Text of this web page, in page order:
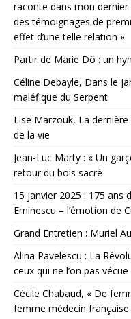
raconte dans mon
des témoignages de
effet d’une telle relation »
Partir de Marie Dô : un
Céline Debayle, Dans le
maléfique du Serpent
Lise Marzouk, La
de la vie
Jean-Luc Marty : « Un
retour du bois sacré
15 janvier 2025 : 175 ans
Eminescu – l’émotion de
Grand Entretien : Muriel
Alina Pavelescu : La
ceux qui ne l’on pas vécue
Cécile Chabaud, « De
femme médecin française